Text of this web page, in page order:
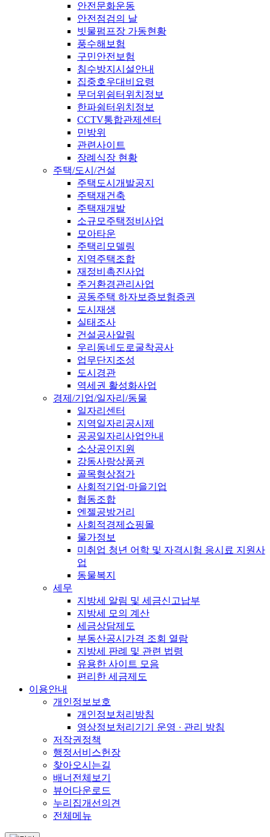
안전문화운동
안전점검의 날
빗물펌프장 가동현황
풍수해보험
구민안전보험
침수방지시설안내
집중호우대비요령
무더위쉼터위치정보
한파쉼터위치정보
CCTV통합관제센터
민방위
관련사이트
장례식장 현황
주택/도시/건설
주택도시개발공지
주택재건축
주택재개발
소규모주택정비사업
모아타운
주택리모델링
지역주택조합
재정비촉진사업
주거환경관리사업
공동주택 하자보증보험증권
도시재생
실태조사
건설공사알림
우리동네도로굴착공사
업무단지조성
도시경관
역세권 활성화사업
경제/기업/일자리/동물
일자리센터
지역일자리공시제
공공일자리사업안내
소상공인지원
강동사랑상품권
골목형상점가
사회적기업·마을기업
협동조합
엔젤공방거리
사회적경제쇼핑몰
물가정보
미취업 청년 어학 및 자격시험 응시료 지원사
업
동물복지
세무
지방세 알림 및 세금신고납부
지방세 모의 계산
세금상담제도
부동산공시가격 조회 열람
지방세 판례 및 관련 법령
유용한 사이트 모음
편리한 세금제도
이용안내
개인정보보호
개인정보처리방침
영상정보처리기기 운영 · 관리 방침
저작권정책
행정서비스헌장
찾아오시는길
배너전체보기
뷰어다운로드
누리집개선의견
전체메뉴